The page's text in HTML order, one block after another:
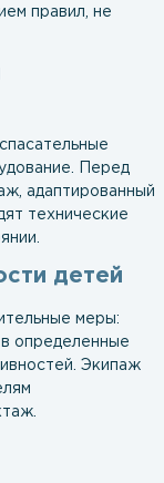
правил, не
Перед
адаптированный
технические
детей
меры:
определенные
Экипаж